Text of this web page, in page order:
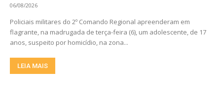
06/08/2026
Policiais militares do 2º Comando Regional apreenderam em
flagrante, na madrugada de terça-feira (6), um adolescente, de 17
anos, suspeito por homicídio, na zona...
LEIA MAIS